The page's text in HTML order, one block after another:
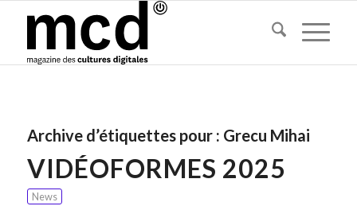
Archive d’étiquettes pour : Grecu Mihai
VIDÉOFORMES 2025
News